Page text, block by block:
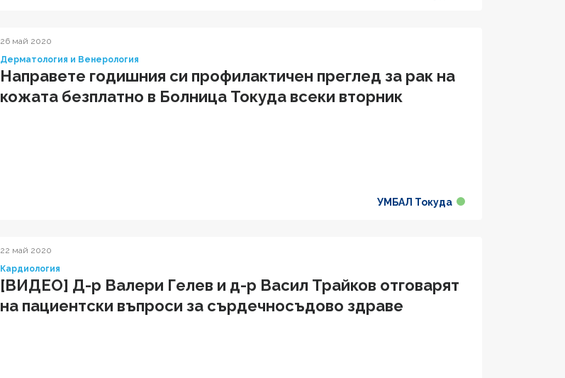
26 май 2020
Дерматология и Венерология
Направете годишния си профилактичен преглед за рак на
кожата безплатно в Болница Токуда всеки вторник
УМБАЛ Токуда
22 май 2020
Кардиология
[ВИДЕО] Д-р Валери Гелев и д-р Васил Трайков отговарят
на пациентски въпроси за сърдечносъдово здравe